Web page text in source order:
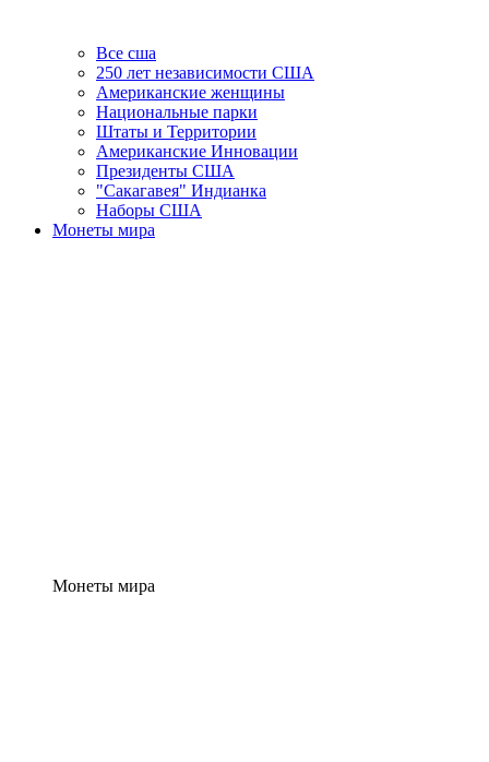
Все сша
250 лет независимости США
Американские женщины
Национальные парки
Штаты и Территории
Американские Инновации
Президенты США
"Сакагавея" Индианка
Наборы США
Монеты мира
Монеты мира